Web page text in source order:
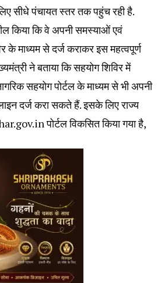
सीधे पंचायत स्तर तक पहुंच रही है.
किया कि वे अपनी समस्याओं एवं
के माध्यम से दर्ज कराकर इस महत्वपूर्ण
ने बताया कि सहयोग शिविर में
सहयोग पोर्टल के माध्यम से भी अपनी
दर्ज करा सकते हैं. इसके लिए राज्य
पोर्टल विकसित किया गया है,